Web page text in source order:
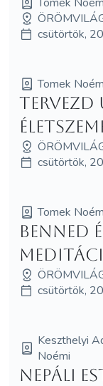
csütörtök,
Tomek
Tervezd
csütörtök,
Tomek
Benned
csütörtök,
Keszthelyi
Noémi
Nepáli